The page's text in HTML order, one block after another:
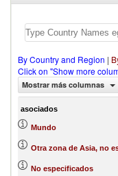
By Country and Region |
Click on "Show more
Mostrar más columnas
asociados
Mundo
Otra zona de Asia, no
No especificados